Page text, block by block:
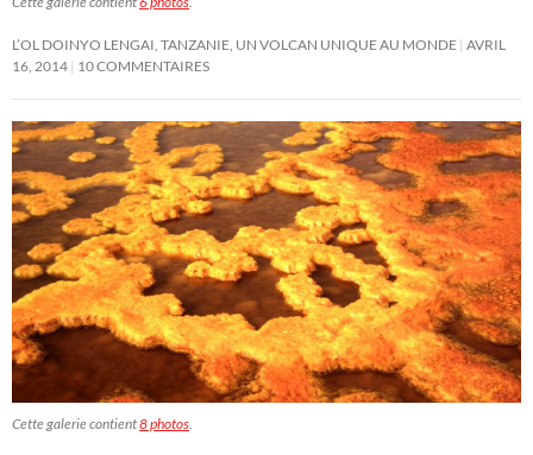
L’OL DOINYO LENGAI, TANZANIE, UN VOLCAN UNIQUE AU MONDE AVRIL
16, 2014 10 COMMENTAIRES
Cette galerie contient8 photos.